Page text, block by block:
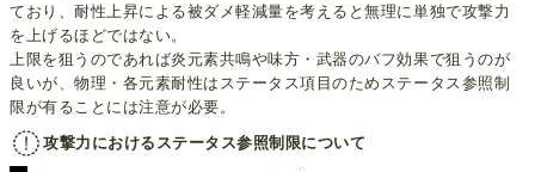
ており、耐性上昇による被ダメ軽減量を考えると無理に単独で攻撃力
を上げるほどではない。
上限を狙うのであれば炎元素共鳴や味方・武器のバフ効果で狙うのが
良いが、物理・各元素耐性はステータス項目のためステータス参照制
限が有ることには注意が必要。
攻撃力におけるステータス参照制限について